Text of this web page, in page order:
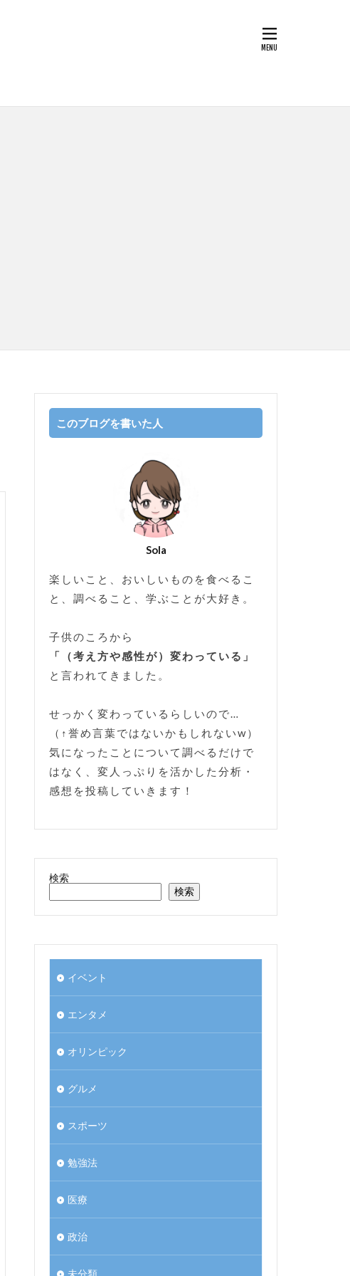
このブログを書いた人
Sola
楽しいこと、おいしいものを食べるこ
と、調べること、学ぶことが大好き。
子供のころから
「（考え方や感性が）変わっている」
と言われてきました。
せっかく変わっているらしいので…
（↑誉め言葉ではないかもしれないw）
気になったことについて調べるだけで
はなく、変人っぷりを活かした分析・
感想を投稿していきます！
検索
検索
イベント
エンタメ
オリンピック
グルメ
スポーツ
勉強法
医療
政治
未分類